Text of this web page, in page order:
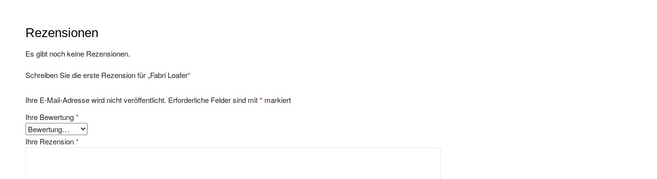
Rezensionen
Es gibt noch keine Rezensionen.
Schreiben Sie die erste Rezension für „Fabri Loafer“
Ihre E-Mail-Adresse wird nicht veröffentlicht. Erforderliche Felder sind mit* markiert
Ihre Bewertung*
Ihre Rezension*